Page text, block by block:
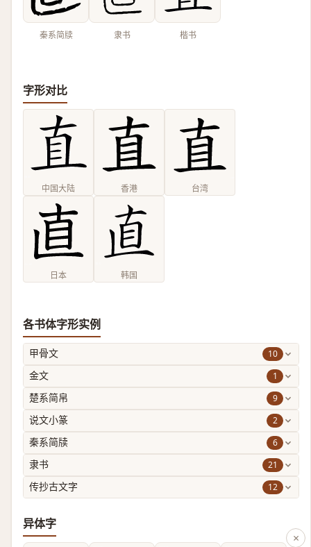
秦系简牍 隶书 楷书
字形对比
中国大陆 香港 台湾
日本 韩国
各书体字形实例
甲骨文 10
金文 1
楚系简帛 9
说文小篆 2
秦系简牍 6
隶书 21
传抄古文字 12
异体字
×